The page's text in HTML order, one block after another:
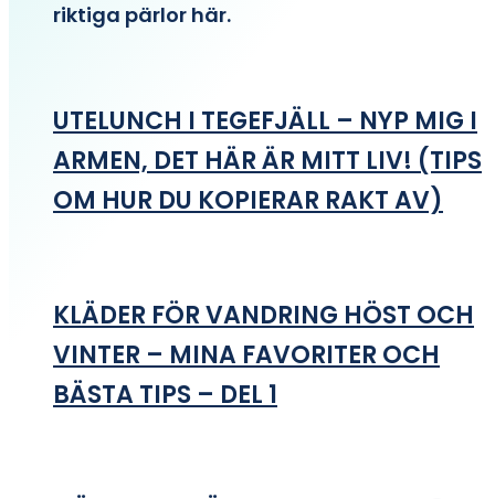
riktiga pärlor här.
UTELUNCH I TEGEFJÄLL – NYP MIG I
ARMEN, DET HÄR ÄR MITT LIV! (TIPS
OM HUR DU KOPIERAR RAKT AV)
KLÄDER FÖR VANDRING HÖST OCH
VINTER – MINA FAVORITER OCH
BÄSTA TIPS – DEL 1